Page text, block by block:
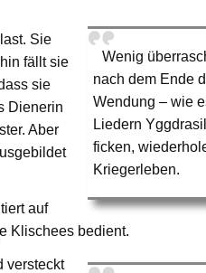
Wenig
nach dem Ende
Wendung – wie
Liedern
ficken,
Kriegerleben.
Sie
fällt sie
sie
Dienerin
Aber
auf
Klischees bedient.
versteckt